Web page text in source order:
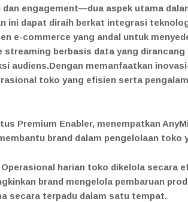
dan engagement—dua aspek utama
ini dapat diraih berkat integrasi
e-commerce yang andal untuk
streaming berbasis data yang
audiens.Dengan memanfaatkan
toko yang efisien serta
Premium Enabler, menempatkan
brand dalam pengelolaan toko
harian toko dikelola secara
brand mengelola pembaruan
secara terpadu dalam satu tempat.